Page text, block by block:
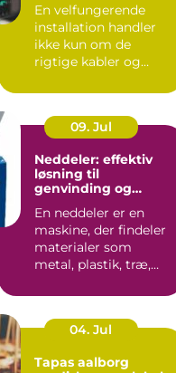
En velfungerende
installation handler
ikke kun om de
rigtige kabler og
gennemført kab...
09. Jul
Neddeler: effektiv
løsning til
genvinding og
En neddeler er en
maskine, der findeler
materialer som
metal, plastik, træ,
04. Jul
Tapas aalborg